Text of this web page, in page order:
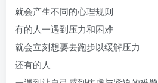
就会产生不同的心理规则
有的人一遇到压力和困难
就会立刻想要去跑步以缓解压力
还有的人